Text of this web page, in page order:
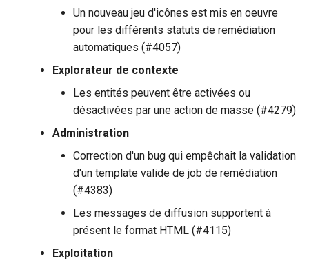
Un nouveau jeu d'icônes est mis en oeuvre
pour les différents statuts de remédiation
automatiques (#4057)
Explorateur de contexte
Les entités peuvent être activées ou
désactivées par une action de masse (#4279)
Administration
Correction d'un bug qui empêchait la validation
d'un template valide de job de remédiation
(#4383)
Les messages de diffusion supportent à
présent le format HTML (#4115)
Exploitation